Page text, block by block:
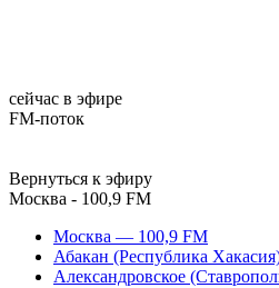
сейчас в эфире
FM-поток
Вернуться к эфиру
Москва - 100,9 FM
Москва — 100,9 FM
Абакан (Республика
Александровское